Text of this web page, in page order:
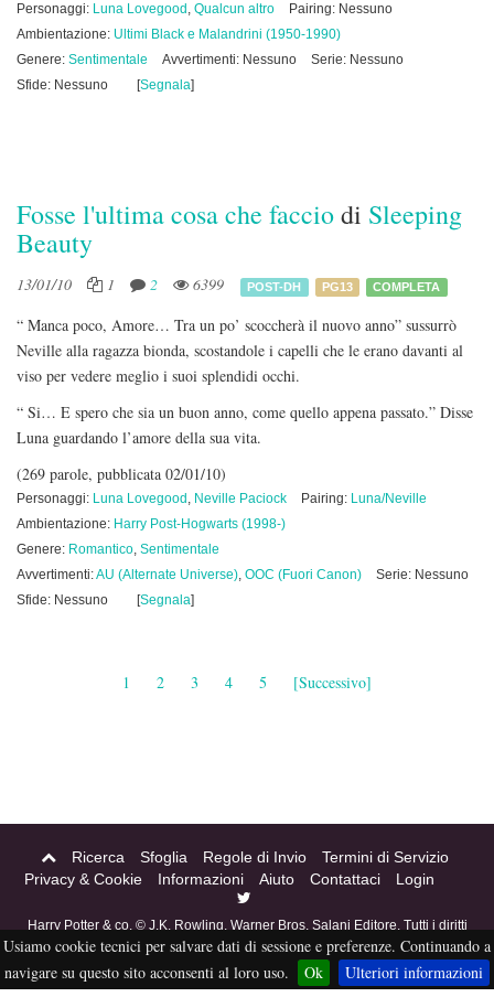
Personaggi: Luna Lovegood , Qualcun altro
Pairing: Nessuno
Ambientazione: Ultimi Black e Malandrini (1950-1990)
Genere: Sentimentale Avvertimenti: Nessuno
Serie: Nessuno
Sfide: Nessuno
[Segnala]
Fosse l'ultima cosa che facciodi Sleeping
Beauty
13/01/10 1 2 6399 POST-DH PG13 COMPLETA
“ Manca poco, Amore… Tra un po’ scoccherà il nuovo anno” sussurrò
Neville alla ragazza bionda, scostandole i capelli che le erano davanti al
viso per vedere meglio i suoi splendidi occhi.
“ Si… E spero che sia un buon anno, come quello appena passato.” Disse
Luna guardando l’amore della sua vita.
(269 parole, pubblicata 02/01/10)
Personaggi: Luna Lovegood , Neville Paciock Pairing: Luna/Neville
Ambientazione: Harry Post-Hogwarts (1998-)
Genere: Romantico, Sentimentale
Avvertimenti:AU (Alternate Universe), OOC (Fuori Canon)
Serie: Nessuno
Sfide: Nessuno
[Segnala]
1 2 3 4 5 [Successivo]
Ricerca Sfoglia Regole di Invio
Termini di Servizio
Privacy & Cookie
Informazioni Aiuto Contattaci Login
Harry Potter & co. © J.K. Rowling, Warner Bros, Salani Editore. Tutti i diritti
riservati. Acciofanfiction © 2004-2016. Questo sito non è a scopo di lucro,
tutti i materiali in esso contenuti sono stati creati per puro divertimento, e
sono proprietà dei rispettivi autori, non pubblicabili altrove senza esplicito
Usiamo cookie tecnici per salvare dati di sessione e preferenze. Continuando a
navigare su questo sito acconsenti al loro uso.
Ok Ulteriori informazioni